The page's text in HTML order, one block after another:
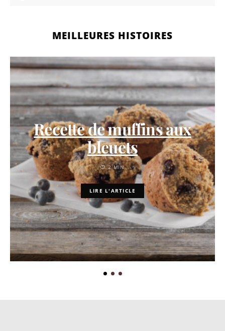
MEILLEURES HISTOIRES
Recette de muffins aux
bleuets
2 MIN
LIRE L'ARTICLE